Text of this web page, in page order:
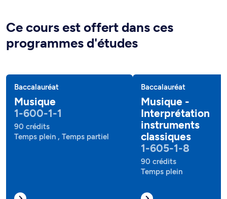
Ce cours est offert dans ces
programmes d'études
Baccalauréat
Musique
1-600-1-1
90 crédits
Temps plein , Temps partiel
Baccalauréat
Musique -
Interprétation
instruments
classiques
1-605-1-8
90 crédits
Temps plein